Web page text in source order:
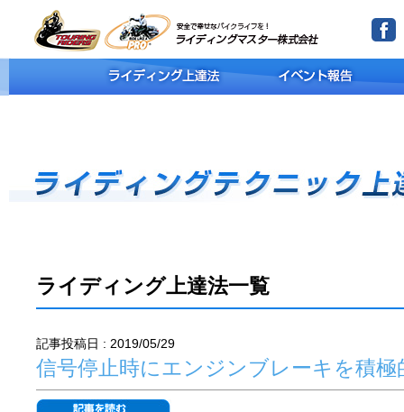
ライディング上達法一覧
記事投稿日 : 2019/05/29
信号停止時にエンジンブレーキを積